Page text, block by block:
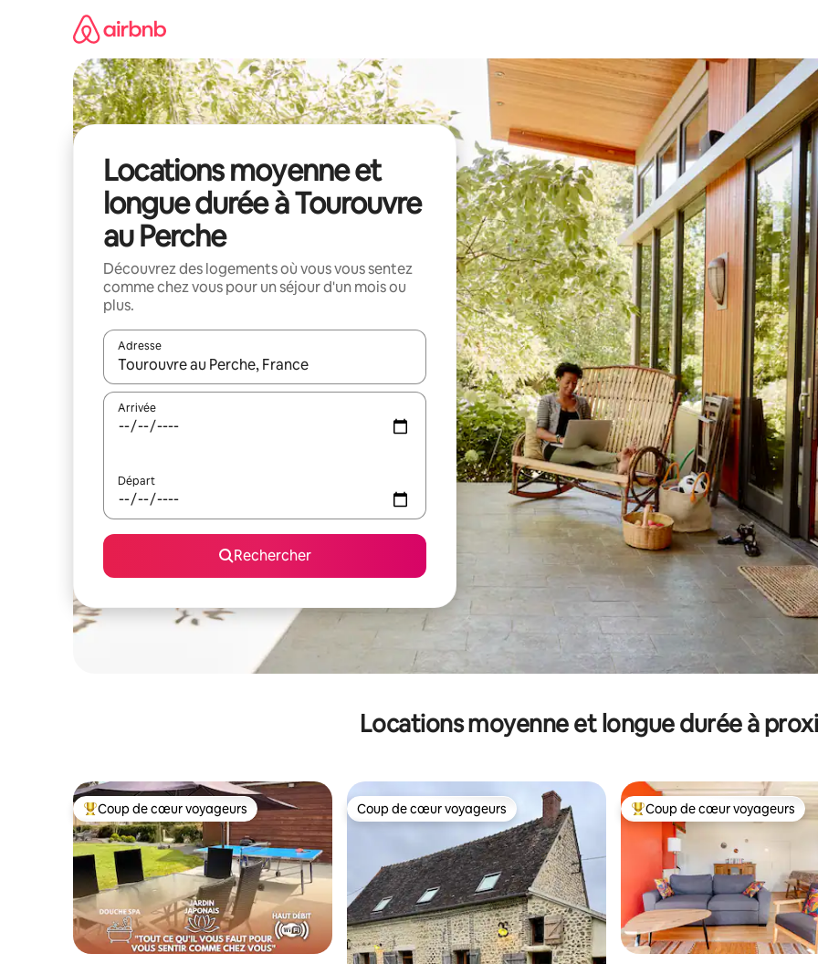
Locations moyenne et
longue durée à Tourouvre
au Perche
Découvrez des logements où vous vous sentez
comme chez vous pour un séjour d'un mois ou
plus.
Adresse
Lorsque les résultats s'affichent, utilisez les flèches vers le haut et vers le bas pour les parcourir ou en appuyant et en
Arrivée
Départ
Rechercher
Locations moyenne et longue durée à
Coups de cœur voyageurs les plus appréciés
Coup de cœur voyageurs Coup de cœur voyageurs
Coup de cœur voyageurs Coups de cœur voyageurs les
Coup de cœur voyageurs